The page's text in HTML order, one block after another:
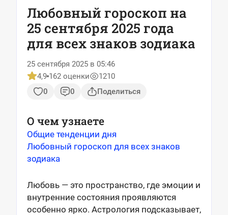
Любовный гороскоп на
25 сентября 2025 года
для всех знаков зодиака
25 сентября 2025 в 05:46
4,9 162 оценки
1210
0
0 Поделиться
О чем узнаете
Общие тенденции дня
Любовный гороскоп для всех знаков
зодиака
Любовь — это пространство, где эмоции и
внутренние состояния проявляются
особенно ярко. Астрология подсказывает,